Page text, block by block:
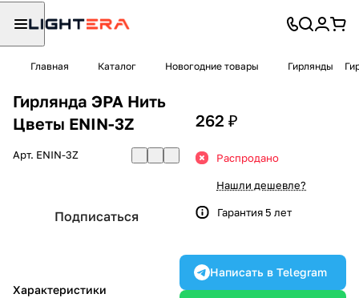
Главная Каталог Новогодние товары Гирлянды
Гирлянда ЭРА Нить
Цветы ENIN-3Z
Арт. ENIN-3Z
Подписаться
Характеристики
262 ₽
Распродано
Нашли дешевле?
Гарантия 5 лет
Написать в Telegram